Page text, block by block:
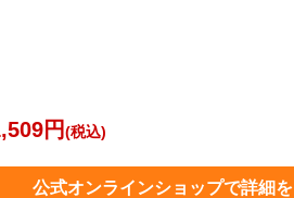
円(税込)
公式オンラインショップで詳細を